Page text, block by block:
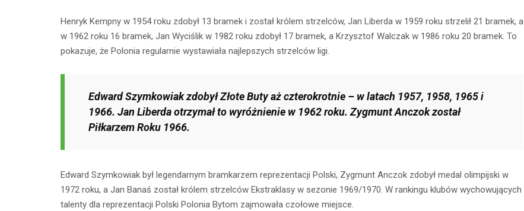
Henryk Kempny w 1954 roku zdobył 13 bramek i został królem strzelców, Jan Liberda w 1959 roku strzelił 21 bramek, a
w 1962 roku 16 bramek, Jan Wyciślik w 1982 roku zdobył 17 bramek, a Krzysztof Walczak w 1986 roku 20 bramek. To
pokazuje, że Polonia regularnie wystawiała najlepszych strzelców ligi.
Edward Szymkowiak zdobył Złote Buty aż czterokrotnie – w latach 1957, 1958, 1965 i
1966. Jan Liberda otrzymał to wyróżnienie w 1962 roku. Zygmunt Anczok został
Piłkarzem Roku 1966.
Edward Szymkowiak był legendarnym bramkarzem reprezentacji Polski, Zygmunt Anczok zdobył medal olimpijski w
1972 roku, a Jan Banaś został królem strzelców Ekstraklasy w sezonie 1969/1970. W rankingu klubów wychowujących
talenty dla reprezentacji Polski Polonia Bytom zajmowała czołowe miejsce.